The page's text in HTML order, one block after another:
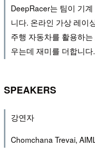
DeepRacer는 팀이 기
니다. 온라인 가상 레이
주행 자동차를 활용하
우는데 재미를 더합니다.
SPEAKERS
강연자
Chomchana Trevai,